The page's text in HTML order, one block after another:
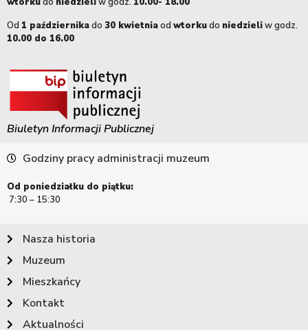
Od 1 październikado 30 kwietniaod wtorkudo niedzieliw godz.
10.00 do 16.00
Biuletyn Informacji Publicznej
Godziny pracy administracji muzeum
Od poniedziałku do piątku:
7:30 – 15:30
Nasza historia
Muzeum
Mieszkańcy
Kontakt
Aktualności